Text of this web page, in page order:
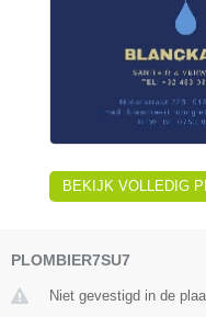
BEKIJK VOLLEDIG
PLOMBIER7SU7
Niet gevestigd in de